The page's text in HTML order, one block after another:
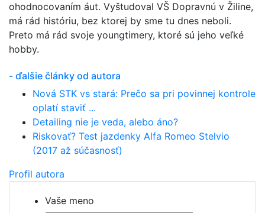
ohodnocovaním áut. Vyštudoval VŠ Dopravnú v Žiline,
má rád históriu, bez ktorej by sme tu dnes neboli.
Preto má rád svoje youngtimery, ktoré sú jeho veľké
hobby.
- ďalšie články od autora
Nová STK vs stará: Prečo sa pri povinnej kontrole
oplatí staviť ...
Detailing nie je veda, alebo áno?
Riskovať? Test jazdenky Alfa Romeo Stelvio
(2017 až súčasnosť)
Profil autora
Vaše meno